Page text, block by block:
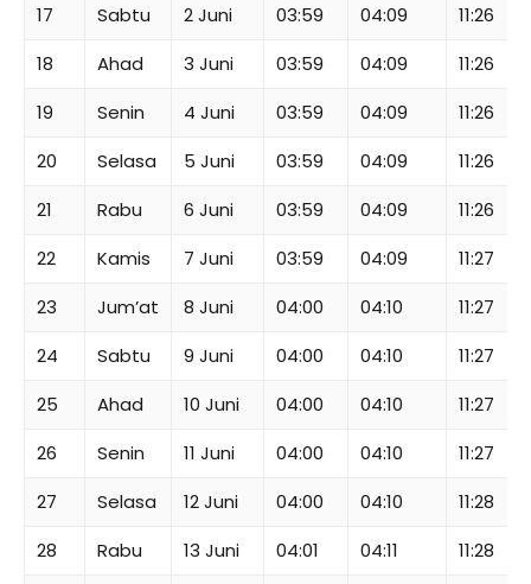
17
Sabtu 2 Juni 03:59 04:09
11:26
18
Ahad 3 Juni 03:59 04:09
11:26
19
Senin 4 Juni 03:59 04:09
11:26
20
Selasa 5 Juni 03:59 04:09
11:26
21
Rabu 6 Juni 03:59 04:09
11:26
22
Kamis 7 Juni 03:59 04:09
11:27
23
Jum’at 8 Juni 04:00 04:10
11:27
24
Sabtu 9 Juni 04:00 04:10
11:27
25
Ahad 10 Juni 04:00 04:10
11:27
26
Senin 11 Juni 04:00 04:10
11:27
27
Selasa 12 Juni 04:00 04:10
11:28
28
Rabu 13 Juni 04:01 04:11
11:28